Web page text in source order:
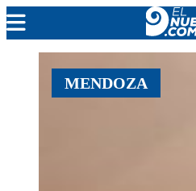
MENDOZA
CADA DÍA
MENDOZA